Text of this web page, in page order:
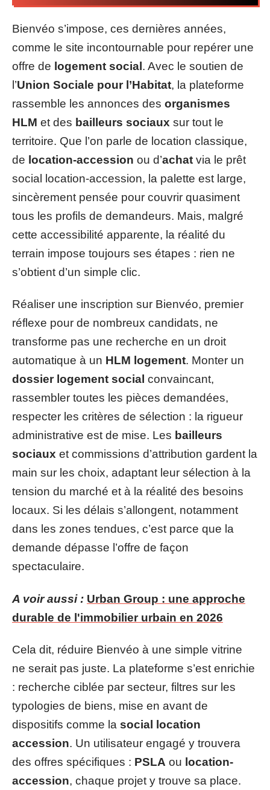
Bienvéo s’impose, ces dernières années,
comme le site incontournable pour repérer une
offre de logement social. Avec le soutien de
l’Union Sociale pour l’Habitat, la plateforme
rassemble les annonces des organismes
HLM et des bailleurs sociaux sur tout le
territoire. Que l’on parle de location classique,
de location-accession ou d’achat via le prêt
social location-accession, la palette est large,
sincèrement pensée pour couvrir quasiment
tous les profils de demandeurs. Mais, malgré
cette accessibilité apparente, la réalité du
terrain impose toujours ses étapes : rien ne
s’obtient d’un simple clic.
Réaliser une inscription sur Bienvéo, premier
réflexe pour de nombreux candidats, ne
transforme pas une recherche en un droit
automatique à un HLM logement. Monter un
dossier logement social convaincant,
rassembler toutes les pièces demandées,
respecter les critères de sélection : la rigueur
administrative est de mise. Les bailleurs
sociaux et commissions d’attribution gardent la
main sur les choix, adaptant leur sélection à la
tension du marché et à la réalité des besoins
locaux. Si les délais s’allongent, notamment
dans les zones tendues, c’est parce que la
demande dépasse l’offre de façon
spectaculaire.
A voir aussi : Urban Group : une approche
durable de l'immobilier urbain en 2026
Cela dit, réduire Bienvéo à une simple vitrine
ne serait pas juste. La plateforme s’est enrichie
: recherche ciblée par secteur, filtres sur les
typologies de biens, mise en avant de
dispositifs comme la social location
accession. Un utilisateur engagé y trouvera
des offres spécifiques : PSLA ou location-
accession, chaque projet y trouve sa place.